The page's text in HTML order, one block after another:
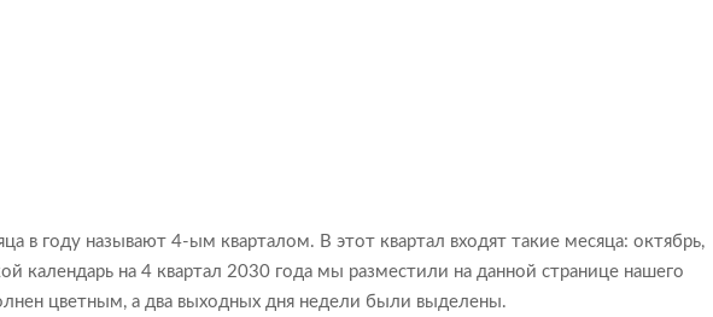
в году называют 4-ым кварталом. В этот квартал входят такие месяца: октябрь,
календарь на 4 квартал 2030 года мы разместили на данной странице нашего
цветным, а два выходных дня недели были выделены.